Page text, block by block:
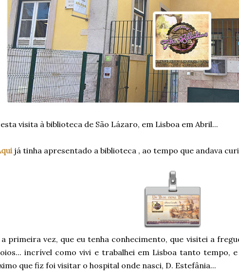
visita à biblioteca de São Lázaro, em Lisboa em Abril...
já tinha apresentado a biblioteca , ao tempo que andava
a primeira vez, que eu tenha conhecimento, que visitei a
incrível como vivi e trabalhei em Lisboa tanto tempo,
que fiz foi visitar o hospital onde nasci, D. Estefânia...